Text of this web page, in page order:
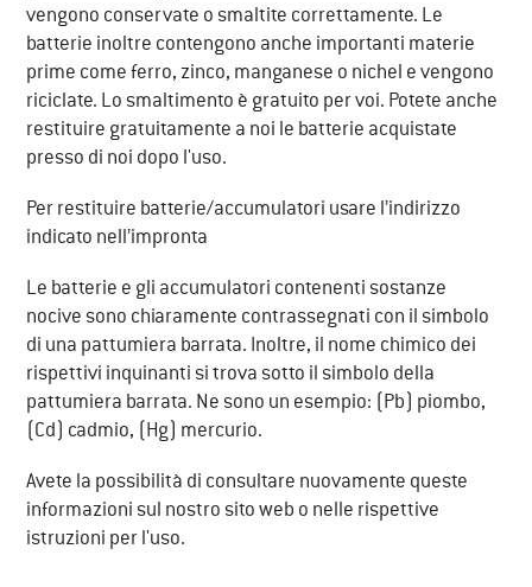
vengono conservate o smaltite correttamente. Le
batterie inoltre contengono anche importanti materie
prime come ferro, zinco, manganese o nichel e vengono
riciclate. Lo smaltimento è gratuito per voi. Potete anche
restituire gratuitamente a noi le batterie acquistate
presso di noi dopo l'uso.
Per restituire batterie/accumulatori usare l’indirizzo
indicato nell’impronta
Le batterie e gli accumulatori contenenti sostanze
nocive sono chiaramente contrassegnati con il simbolo
di una pattumiera barrata. Inoltre, il nome chimico dei
rispettivi inquinanti si trova sotto il simbolo della
pattumiera barrata. Ne sono un esempio: (Pb) piombo,
(Cd) cadmio, (Hg) mercurio.
Avete la possibilità di consultare nuovamente queste
informazioni sul nostro sito web o nelle rispettive
istruzioni per l'uso.